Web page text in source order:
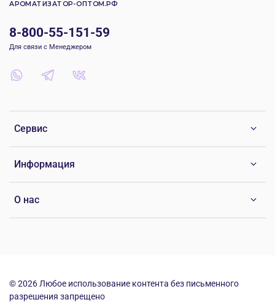
Сервис
Информация
О нас
8-800-55-151-59
Для связи с Менеджером
АРОМАТИЗАТОР-ОПТОМ.РФ
© 2026 Любое использование контента без письменного
разрешения запрещено